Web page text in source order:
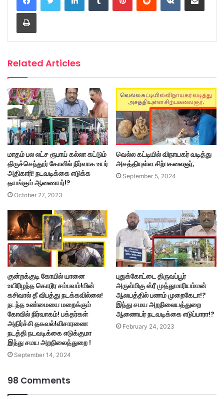
Print
Related Articles
மாதம் பல லட்ச ரூபாய் கல்லா கட்டும்
திருச்செந்தூர் கோவில் நிர்வாக உயர்
அதிகாரி! நடவடிக்கை எடுக்க
தயங்கும் ஆணையர்!?
October 27, 2023
வெல்ல கட்டியில் விநாயகர் வடித்து
அசத்தியுள்ள சிற்பகலைஞர்,
September 5, 2024
குன்றக்குடி கோயில் யானை
உயிரிழந்த கொடூர சம்பவம்!மின்
கசிவால் தீ விபத்து நடக்கவில்லை!
நடந்த உண்மையை மறைக்கும்
கோவில் நிர்வாகம்! பக்தர்கள்
அதிர்ச்சி தகவல்!விசாரணை
நடத்தி நடவடிக்கை எடுக்குமா
இந்து சமய அறநிலைத்துறை !
September 14, 2024
புதுக்கோட்டை திருவப்பூர்
அருள்மிகு ஸ்ரீ முத்துமாரியம்மன்
ஆலயத்தில் பணம் முறைகேடா!?
இந்து சமய அறநிலையத்துறை
ஆணையர் நடவடிக்கை எடுப்பாரா!?
February 24, 2023
98 Comments